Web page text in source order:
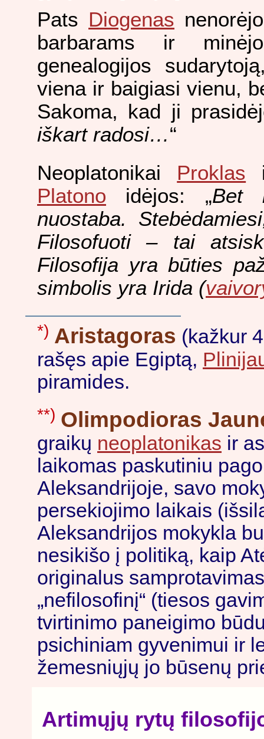
Pats Diogenas
barbarams ir
genealogijos
viena ir baigiasi vienu,
Sakoma, kad ji
iškart radosi…“
Neoplatonikai Proklas
Platono idėjos: „Bet
nuostaba.
Filosofuoti – tai
Filosofija yra būties
simbolis yra Irida (
*) Aristagoras (kažkur
rašęs apie Egiptą,
piramides.
**) Olimpodioras
graikų neoplatonikas ir
laikomas paskutiniu
Aleksandrijoje, savo
persekiojimo laikais
Aleksandrijos mokykla
nesikišo į politiką, kaip
originalus
„nefilosofinį“ (tiesos
tvirtinimo paneigimo
psichiniam gyvenimui ir
žemesniųjų jo būsenų
Artimųjų rytų